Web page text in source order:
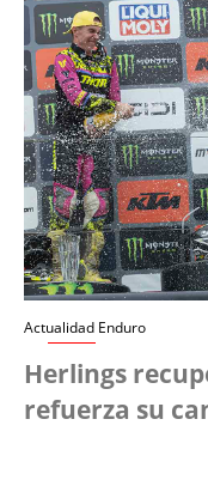
Actualidad Enduro
Herlings
refuerza su